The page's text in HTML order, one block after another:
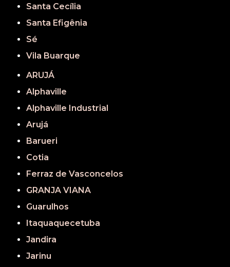
Santa Cecília
Santa Efigênia
Sé
Vila Buarque
ARUJÁ
Alphaville
Alphaville Industrial
Arujá
Barueri
Cotia
Ferraz de Vasconcelos
GRANJA VIANA
Guarulhos
Itaquaquecetuba
Jandira
Jarinu